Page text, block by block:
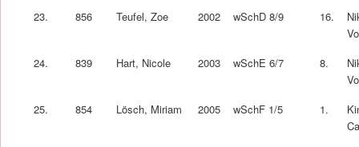
23.
856 Teufel, Zoe 2002 wSchD 8/9 16.
24.
839 Hart, Nicole 2003 wSchE 6/7 8.
25.
854 Lösch, Miriam 2005 wSchF 1/5 1.